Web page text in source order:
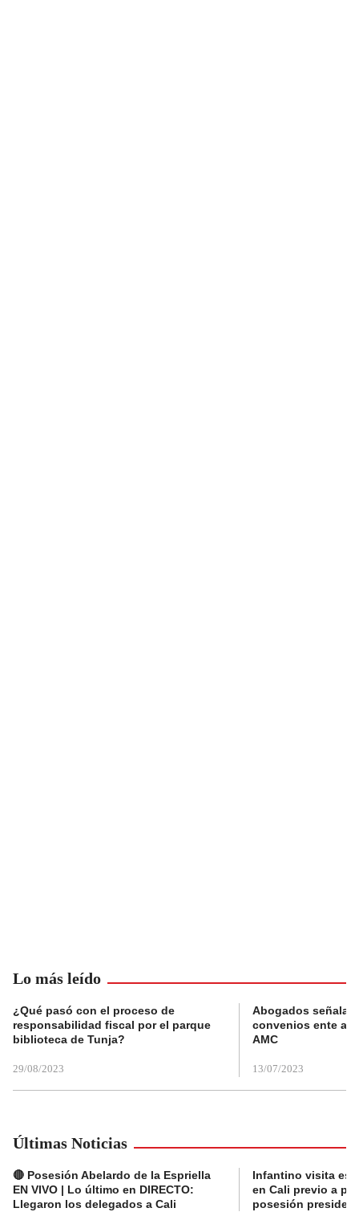
Lo más leído
¿Qué pasó con el proceso de
responsabilidad fiscal por el parque
biblioteca de Tunja?
29/08/2023
Abogados
convenios ente
AMC
13/07/2023
Últimas Noticias
🔴 Posesión Abelardo de la Espriella
EN VIVO | Lo último en DIRECTO:
Llegaron los delegados a Cali
Infantino visita
en Cali previo a
posesión